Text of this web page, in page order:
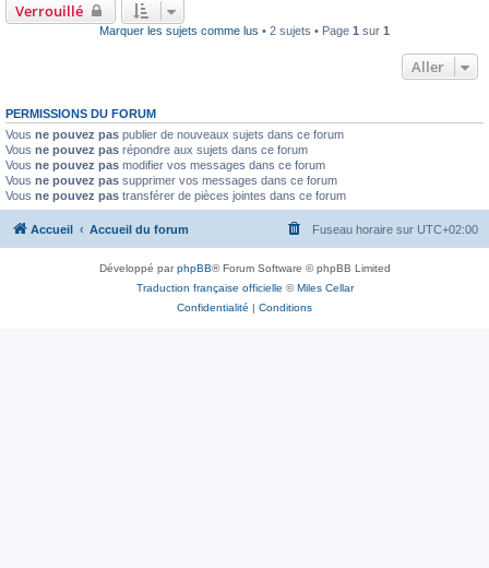
Verrouillé
Marquer les sujets comme lus • 2 sujets • Page 1 sur 1
Aller
PERMISSIONS DU FORUM
Vous ne pouvez pas publier de nouveaux sujets dans ce forum
Vous ne pouvez pas répondre aux sujets dans ce forum
Vous ne pouvez pas modifier vos messages dans ce forum
Vous ne pouvez pas supprimer vos messages dans ce forum
Vous ne pouvez pas transférer de pièces jointes dans ce forum
Accueil Accueil du forum Fuseau horaire sur UTC+02:00
Développé parphpBB® Forum Software © phpBB Limited
Traduction française officielle ©Miles Cellar
Confidentialité | Conditions